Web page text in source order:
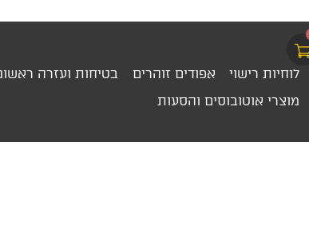
לוחיות רישוי אפודים זוהרים בטיחות ועזרה
מוצרי אוטובוסים והסעות